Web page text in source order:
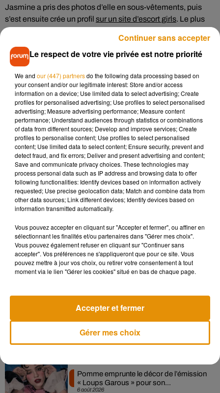
Jasmine a pris des photos d’elle en sous-vêtements, puis
s’est ensuite crée un profil sur un site d’escort girls. Le plus
surprenant, c’est que sa famille était au courant dès le début
de ce projet. La jeune femme a tout dit sur son plan à ses
parents, ses frères et ses sœurs. Ils ont tous validé son choix.
adjugée pour 1,2 millions de dollars. C’est un banquier de
Wall Street qui a « gagné ». Il était en concurrence avec un
DJ de Los Angeles, qui avait misé 900 000 dollars.
Jasmine n’a aucun regret. Elle a rencontré son « client ». Il
aurait été un vrai gentleman. D'ailleurs, elle compte le revoir
très bientôt. C’est peut être le début d’une belle histoire
d’amour.
Musique
7 août 2026
Madonna sort enfin le remix de « Love
Sensation » avec Kylie Minogue
Angèle et Amélie Lens dévoilent leur
6 août 2026
Pomme emprunte le décor de l’émission
« Loups Garous » pour son...
Le respect de votre vie privée est notre priorité
We and our (447) partnersdo the following data processing based on
your consent and/or our legitimate interest: Store and/or access
information on a device; Use limited data to select advertising; Create
profiles for personalised advertising; Use profiles to select personalised
advertising; Measure advertising performance; Measure content
performance; Understand audiences through statistics or combinations
of data from different sources; Develop and improve services; Create
profiles to personalise content; Use profiles to select personalised
content; Use limited data to select content; Ensure security, prevent and
detect fraud, and fix errors; Deliver and present advertising and content;
Save and communicate privacy choices. These technologies may
process personal data such as IP address and browsing data to offer
following functionalities: Identify devices based on information actively
requested; Use precise geolocation data; Match and combine data from
other data sources; Link different devices; Identify devices based on
information transmitted automatically.
Vous pouvez accepter en cliquant sur "Accepter et fermer", ou affiner en
sélectionnant les finalités et/ou partenaires dans "Gérer mes choix".
Vous pouvez également refuser en cliquant sur "Continuer sans
accepter". Vos préférences ne s'appliqueront que pour ce site. Vous
pouvez mettre à jour vos choix, ou retirer votre consentement à tout
moment via le lien "Gérer les cookies" situé en bas de chaque page.
Gérer mes choix
Accepter et fermer
Continuer sans accepter